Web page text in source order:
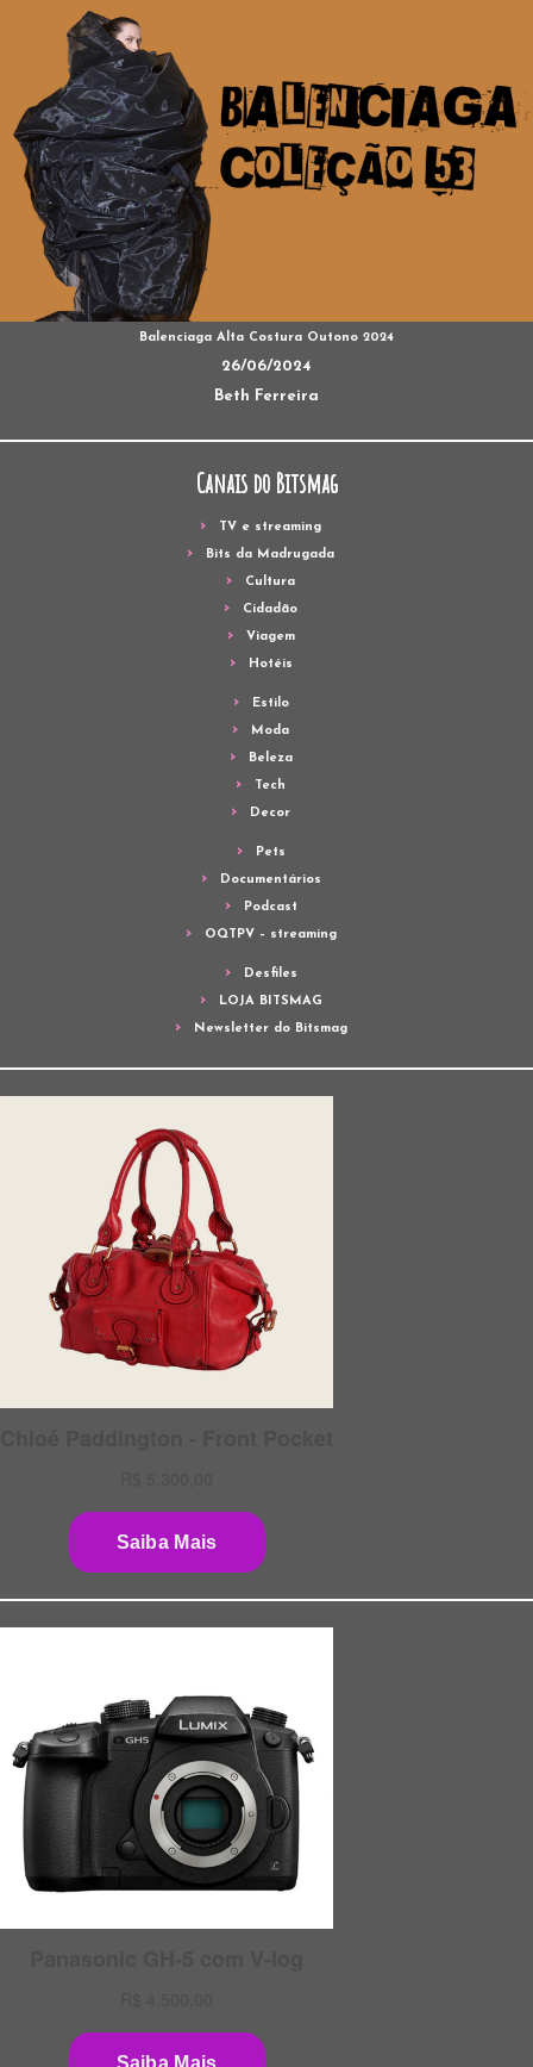
Balenciaga Alta Costura Outono 2024
26/06/2024
Beth Ferreira
Canais do Bitsmag
TV e streaming
Bits da Madrugada
Cultura
Cidadão
Viagem
Hotéis
Estilo
Moda
Beleza
Tech
Decor
Pets
Documentários
Podcast
OQTPV – streaming
Desfiles
LOJA BITSMAG
Newsletter do Bitsmag